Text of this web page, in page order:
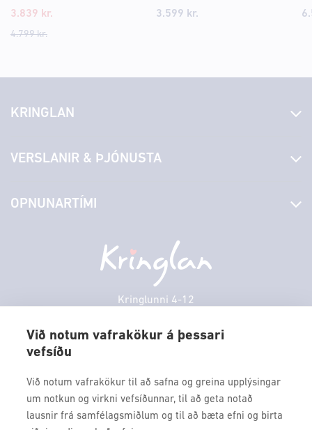
Við notum vafrakökur á þessari
vefsíðu
Við notum vafrakökur til að safna og greina upplýsingar
um notkun og virkni vefsíðunnar, til að geta notað
lausnir frá samfélagsmiðlum og til að bæta efni og birta
3.839 kr.
4.799kr.
3.599 kr.
Kringlunni 4-12
kringlan@kringlan.is
KRINGLAN
Laus störf
Hafðu samband
Persónuverndarstefna
VERSLANIR & ÞJÓNUSTA
Borgarbókasafn
Borgarleikhúsið
Ævintýraland
OPNUNARTÍMI
Miðvikudagur
VERTU MEÐ